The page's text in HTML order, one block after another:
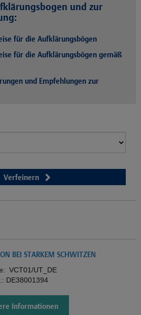
und zur
für die Aufklärungsbögen
für die Aufklärungsbögen gemäß
und Empfehlungen zur
Verfeinern
BEI STARKEM SCHWITZEN
VCT01/UT_DE
DE38001394
Informationen